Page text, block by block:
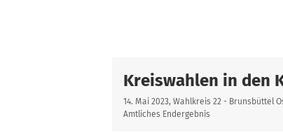
Kreiswahlen in den
14. Mai 2023, Wahlkreis 22 - Brunsbüttel
Amtliches Endergebnis